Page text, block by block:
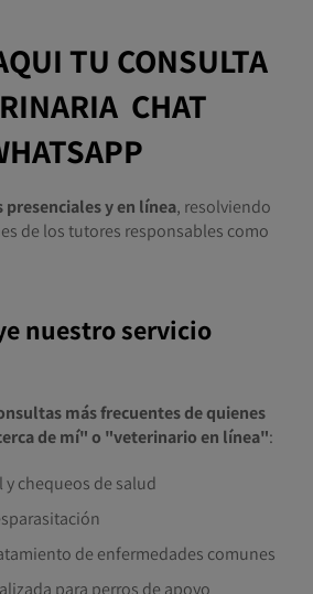
TU CONSULTA
CHAT
y en línea, resolviendo
de los tutores responsables como
nuestro servicio
más frecuentes de quienes
de mí" o "veterinario en línea":
y chequeos de salud
de enfermedades comunes
para perros de apoyo